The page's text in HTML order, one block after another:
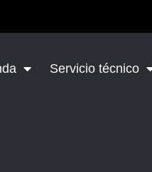
Servicio técnico